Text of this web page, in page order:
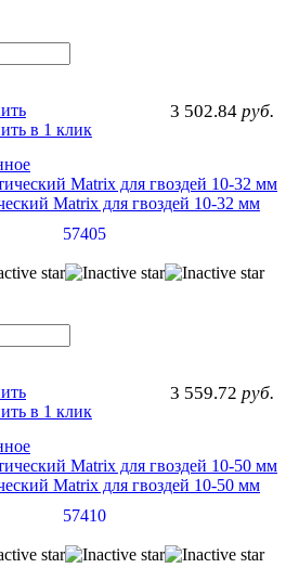
3 502.84 руб.
в 1 клик
Matrix для гвоздей 10-32 мм
57405
3 559.72 руб.
в 1 клик
Matrix для гвоздей 10-50 мм
57410